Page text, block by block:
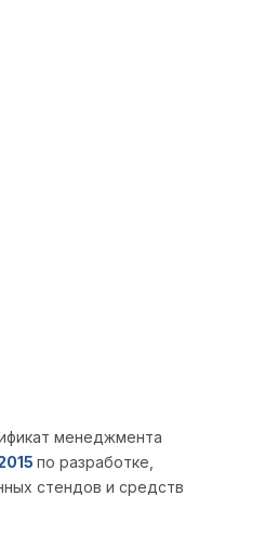
менеджмента
по разработке,
стендов и средств